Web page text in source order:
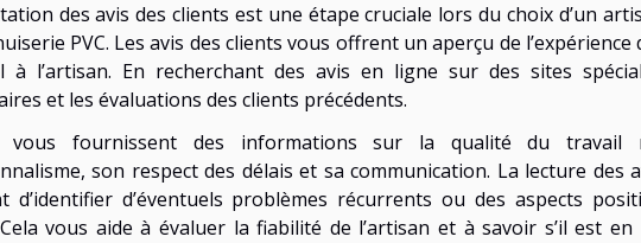
des avis des clients est une étape cruciale lors du choix d’un
PVC. Les avis des clients vous offrent un aperçu de
à l’artisan. En recherchant des avis en ligne sur des sites
et les évaluations des clients précédents.
vous fournissent des informations sur la qualité du travail
son respect des délais et sa communication. La lecture des
d’identifier d’éventuels problèmes récurrents ou des aspects
vous aide à évaluer la fiabilité de l’artisan et à savoir s’il est